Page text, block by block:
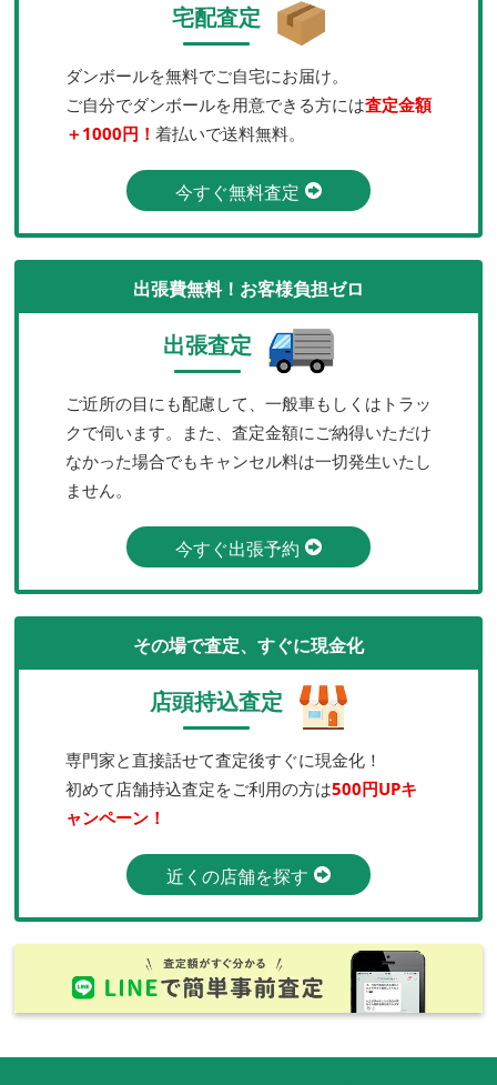
宅配査定
ダンボールを無料でご自宅にお届け。
ご自分でダンボールを用意できる方には査定金額
＋1000円！ 着払いで送料無料。
今すぐ無料査定
出張費無料！お客様負担ゼロ
出張査定
ご近所の目にも配慮して、一般車もしくはトラッ
クで伺います。また、査定金額にご納得いただけ
なかった場合でもキャンセル料は一切発生いたし
ません。
今すぐ出張予約
その場で査定、すぐに現金化
店頭持込査定
専門家と直接話せて査定後すぐに現金化！
初めて店舗持込査定をご利用の方は500円UPキ
ャンペーン！
近くの店舗を探す